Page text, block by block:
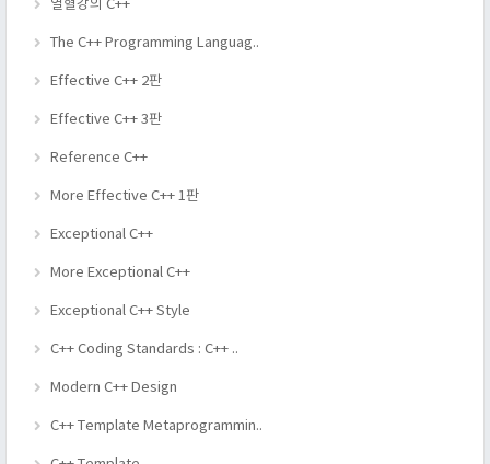
열혈강의 C++
The C++ Programming Languag..
Effective C++ 2판
Effective C++ 3판
Reference C++
More Effective C++ 1판
Exceptional C++
More Exceptional C++
Exceptional C++ Style
C++ Coding Standards : C++ ..
Modern C++ Design
C++ Template Metaprogrammin..